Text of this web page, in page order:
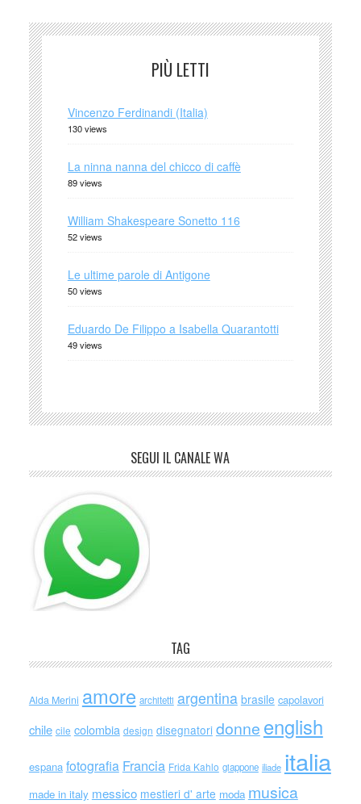
PIÙ LETTI
Vincenzo Ferdinandi (Italia)
130 views
La ninna nanna del chicco di caffè
89 views
William Shakespeare Sonetto 116
52 views
Le ultime parole di Antigone
50 views
Eduardo De Filippo a Isabella Quarantotti
49 views
SEGUI IL CANALE WA
TAG
Alda Merini amore architetti argentina brasile capolavori
chile cile colombia design disegnatori donne english
espana fotografia Francia Frida Kahlo giappone iliade italia
made in italy messico mestieri d' arte moda musica